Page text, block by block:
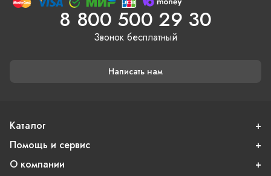
8 800 500 29 30
Звонок бесплатный
Написать нам
Каталог
Помощь и сервис
О компании